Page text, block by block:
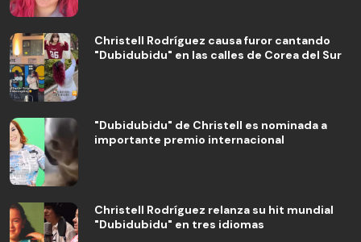
Christell Rodríguez causa furor cantando
"Dubidubidu" en las calles de Corea del Sur
"Dubidubidu" de Christell es nominada a
importante premio internacional
Christell Rodríguez relanza su hit mundial
"Dubidubidu" en tres idiomas